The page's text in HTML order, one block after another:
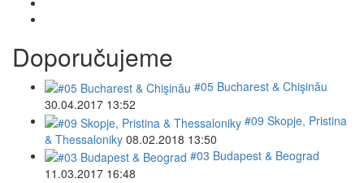
Doporučujeme
#05 Bucharest & Chişinău
30.04.2017 13:52
#09 Skopje, Pristina
& Thessaloniky 08.02.2018 13:50
#03 Budapest & Beograd
11.03.2017 16:48